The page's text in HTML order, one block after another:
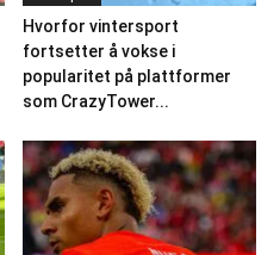
Hvorfor vintersport
fortsetter å vokse i
popularitet på plattformer
som CrazyTower...